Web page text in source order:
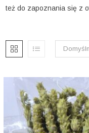
też do zapoznania się z